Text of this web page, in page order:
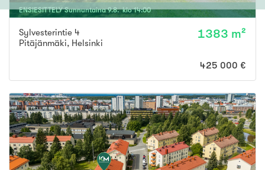
ENSIESITTELY Sunnuntaina 9.8. klo14:00
Sylvesterintie 4
Pitäjänmäki, Helsinki
1383 m²
425 000 €